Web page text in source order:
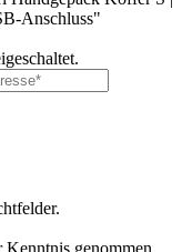
Anschluss"